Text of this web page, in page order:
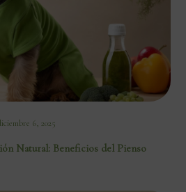
6, 2025
Natural: Beneficios del Pienso